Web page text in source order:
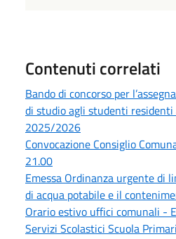
Contenuti correlati
Bando di concorso per
di studio agli studenti residenti
2025/2026
Convocazione Consiglio
21.00
Emessa Ordinanza urgente di
di acqua potabile e il
Orario estivo uffici comunali -
Servizi Scolastici Scuola